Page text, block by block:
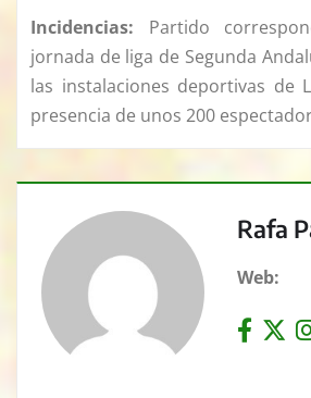
Incidencias: Partido
jornada de liga de Segunda
las instalaciones deportivas de
presencia de unos 200
Rafa
Web: